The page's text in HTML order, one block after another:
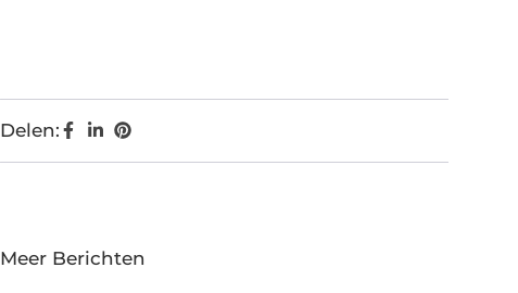
Delen:
Meer Berichten